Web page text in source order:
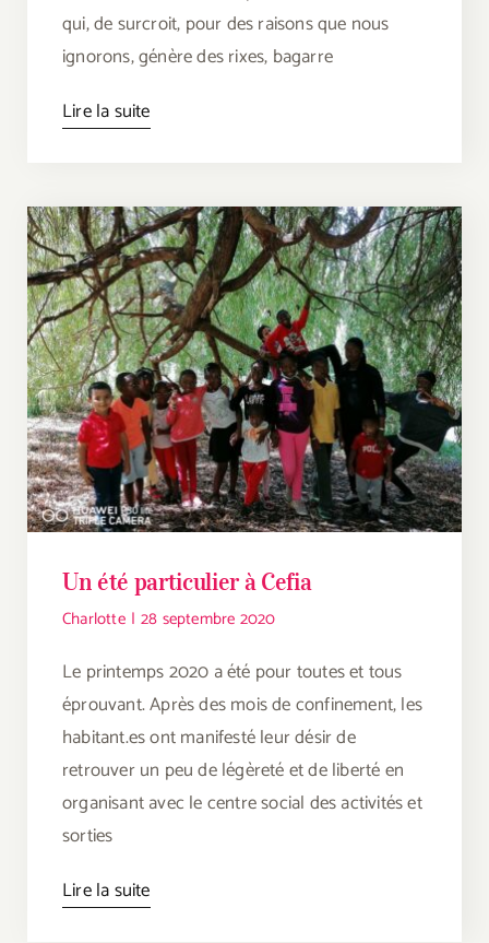
qui, de surcroit, pour des raisons que nous
ignorons, génère des rixes, bagarre
Lire la suite
Un été particulier à Cefia
Charlotte | 28 septembre 2020
Le printemps 2020 a été pour toutes et tous
éprouvant. Après des mois de confinement, les
habitant.es ont manifesté leur désir de
retrouver un peu de légèreté et de liberté en
organisant avec le centre social des activités et
sorties
Lire la suite